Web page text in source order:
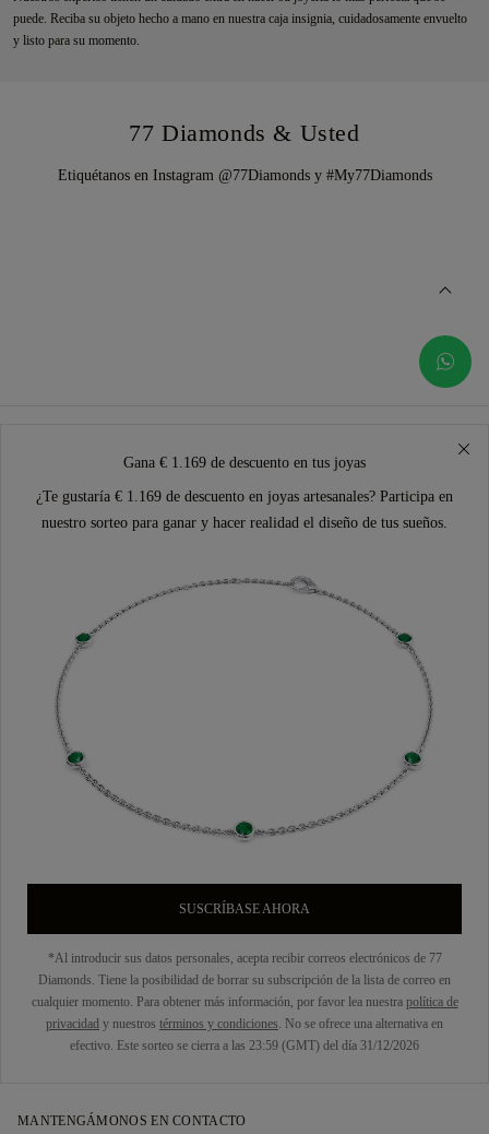
puede. Reciba su objeto hecho a mano en nuestra caja insignia, cuidadosamente envuelto
y listo para su momento.
77 Diamonds & Usted
Etiquétanos en Instagram @77Diamonds y #My77Diamonds
Gana € 1.169 de descuento en tus joyas
¿Te gustaría € 1.169 de descuento en joyas artesanales? Participa en
nuestro sorteo para ganar y hacer realidad el diseño de tus sueños.
SUSCRÍBASE AHORA
*Al introducir sus datos personales, acepta recibir correos electrónicos de 77
Diamonds. Tiene la posibilidad de borrar su subscripción de la lista de correo en
cualquier momento. Para obtener más información, por favor lea nuestra política de
privacidad y nuestros términos y condiciones. No se ofrece una alternativa en
efectivo. Este sorteo se cierra a las 23:59 (GMT) del día 31/12/2026
MANTENGÁMONOS EN CONTACTO